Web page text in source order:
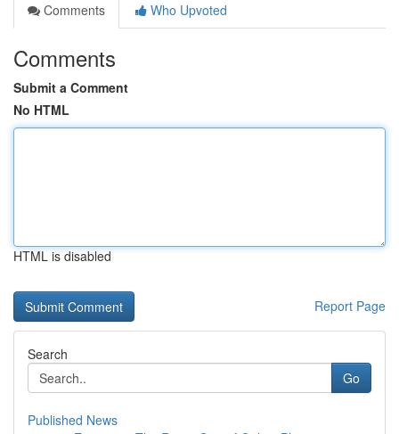
Comments
Who Upvoted
Comments
Submit a Comment
No HTML
HTML is disabled
Report Page
Search
Go
Published News